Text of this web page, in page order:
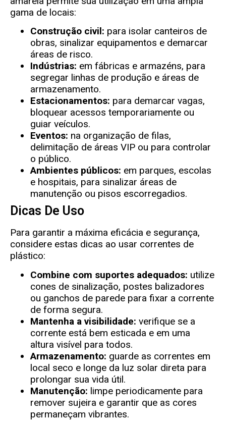
gama de locais:
Construção civil: para isolar canteiros de
obras, sinalizar equipamentos e demarcar
áreas de risco.
Indústrias: em fábricas e armazéns, para
segregar linhas de produção e áreas de
armazenamento.
Estacionamentos: para demarcar vagas,
bloquear acessos temporariamente ou
guiar veículos.
Eventos: na organização de filas,
delimitação de áreas VIP ou para controlar
o público.
Ambientes públicos: em parques, escolas
e hospitais, para sinalizar áreas de
manutenção ou pisos escorregadios.
Dicas De Uso
Para garantir a máxima eficácia e segurança,
considere estas dicas ao usar correntes de
plástico:
Combine com suportes adequados: utilize
cones de sinalização, postes balizadores
ou ganchos de parede para fixar a corrente
de forma segura.
Mantenha a visibilidade: verifique se a
corrente está bem esticada e em uma
altura visível para todos.
Armazenamento: guarde as correntes em
local seco e longe da luz solar direta para
prolongar sua vida útil.
Manutenção: limpe periodicamente para
remover sujeira e garantir que as cores
permaneçam vibrantes.